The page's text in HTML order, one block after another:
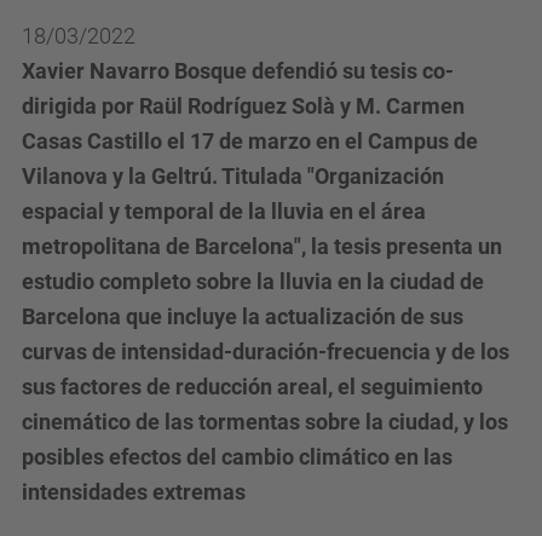
18/03/2022
Xavier Navarro Bosque defendió su tesis co-
dirigida por Raül Rodríguez Solà y M. Carmen
Casas Castillo el 17 de marzo en el Campus de
Vilanova y la Geltrú. Titulada "Organización
espacial y temporal de la lluvia en el área
metropolitana de Barcelona", la tesis presenta un
estudio completo sobre la lluvia en la ciudad de
Barcelona que incluye la actualización de sus
curvas de intensidad-duración-frecuencia y de los
sus factores de reducción areal, el seguimiento
cinemático de las tormentas sobre la ciudad, y los
posibles efectos del cambio climático en las
intensidades extremas